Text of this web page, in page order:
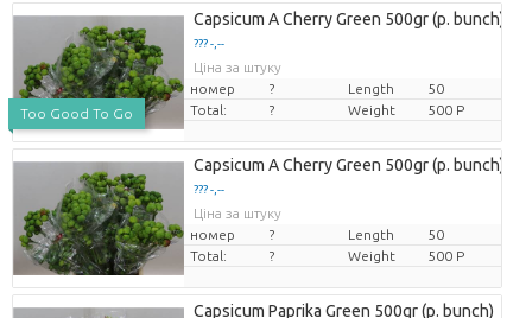
Too Good To Go
Capsicum A Cherry Green 500gr (p. bunch)
??? -,--
Ціна за штуку
номер
? Length
50
Total:
? Weight 500 P
Capsicum A Cherry Green 500gr (p. bunch)
??? -,--
Ціна за штуку
номер
? Length
50
Total:
? Weight 500 P
Capsicum Paprika Green 500gr (p. bunch)